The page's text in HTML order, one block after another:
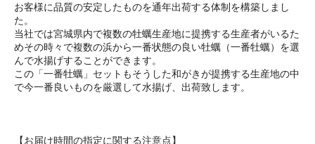
お客様に品質の安定したものを通年出荷する体制を構築しまし
た。
当社では宮城県内で複数の牡蠣生産地に提携する生産者がいるた
めその時々で複数の浜から一番状態の良い牡蠣（一番牡蠣）を選
んで水揚げすることができます。
この「一番牡蠣」セットもそうした和がきが提携する生産地の中
で今一番良いものを厳選して水揚げ、出荷致します。
【お届け時間の指定に関する注意点】